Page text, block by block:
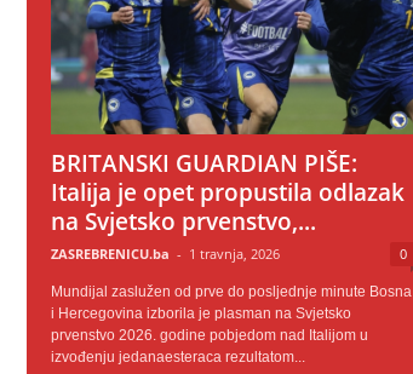
BRITANSKI GUARDIAN PIŠE:
Italija je opet propustila odlazak
na Svjetsko prvenstvo,...
ZASREBRENICU.ba - 1 travnja, 2026 0
Mundijal zaslužen od prve do posljednje minute Bosna
i Hercegovina izborila je plasman na Svjetsko
prvenstvo 2026. godine pobjedom nad Italijom u
izvođenju jedanaesteraca rezultatom...